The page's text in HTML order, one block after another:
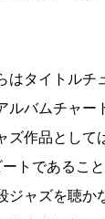
はタイトルチ
ルバムチャー
ズ作品として
トであるこ
ジャズを聴か